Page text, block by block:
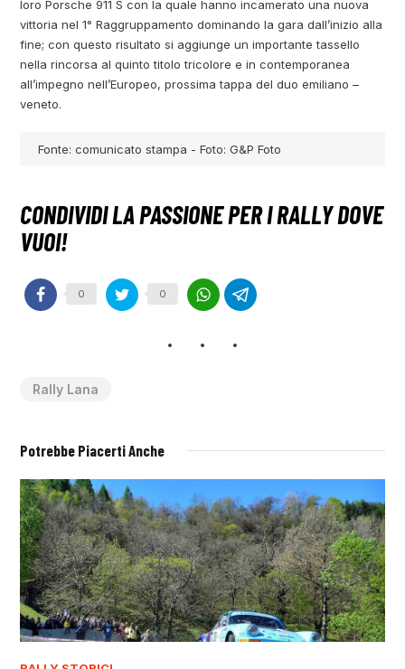
loro Porsche 911 S con la quale hanno incamerato una nuova
vittoria nel 1° Raggruppamento dominando la gara dall’inizio alla
fine; con questo risultato si aggiunge un importante tassello
nella rincorsa al quinto titolo tricolore e in contemporanea
all’impegno nell’Europeo, prossima tappa del duo emiliano –
veneto.
Fonte: comunicato stampa - Foto: G&P Foto
0 0
Rally Lana
Potrebbe Piacerti Anche